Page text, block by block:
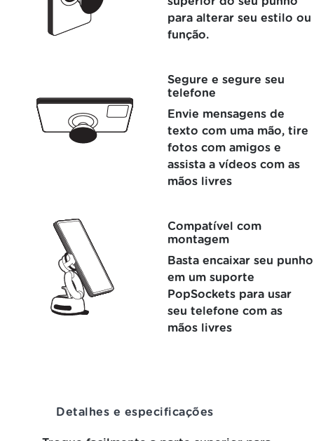
para alterar seu estilo ou
função.
Segure e segure seu
telefone
Envie mensagens de
texto com uma mão, tire
fotos com amigos e
assista a vídeos com as
mãos livres
Compatível com
montagem
Basta encaixar seu punho
em um suporte
PopSockets para usar
seu telefone com as
mãos livres
Detalhes e especificações